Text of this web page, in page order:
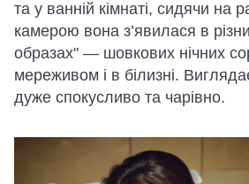
та у ванній кімнаті, сидячи на
камерою вона з’явилася в
образах" — шовкових нічних
мереживом і в білизні.
дуже спокусливо та чарівно.